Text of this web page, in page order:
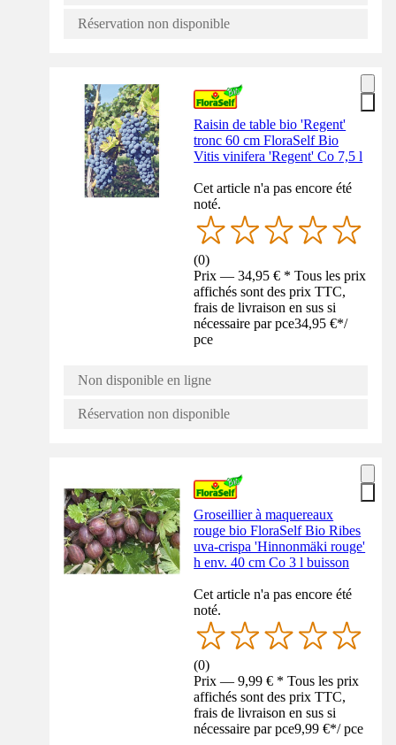
Réservation non disponible
Raisin de table bio 'Regent'
tronc 60 cm FloraSelf Bio
Vitis vinifera 'Regent' Co 7,5 l
Cet article n'a pas encore été
noté.
(0)
Prix — 34,95 € * Tous les prix
affichés sont des prix TTC,
frais de livraison en sus si
nécessaire par pce34,95 €*/
pce
Non disponible en ligne
Réservation non disponible
Groseillier à maquereaux
rouge bio FloraSelf Bio Ribes
uva-crispa 'Hinnonmäki rouge'
h env. 40 cm Co 3 l buisson
Cet article n'a pas encore été
noté.
(0)
Prix — 9,99 € * Tous les prix
affichés sont des prix TTC,
frais de livraison en sus si
nécessaire par pce9,99 €*/ pce